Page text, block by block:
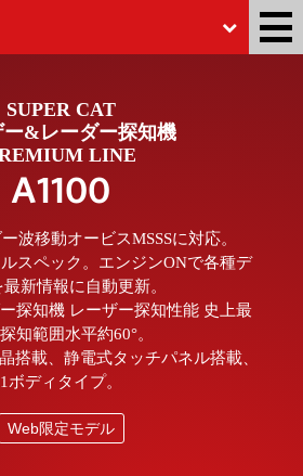
SUPER CAT
ー&レーダー探知機
LINE
A1100
波移動オービスMSSSに対応。
スペック。エンジンONで各種デ
新情報に自動更新。
探知機 レーザー探知性能 史上最
知範囲水平約60°。
搭載、静電式タッチパネル搭載、
1ボディタイプ。
Web限定モデル